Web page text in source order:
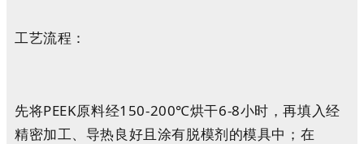
工艺流程：
先将PEEK原料经150-200℃烘干6-8小时，再填入经
精密加工、导热良好且涂有脱模剂的模具中；在